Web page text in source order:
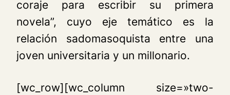
coraje para escribir su primera
novela”, cuyo eje temático es la
relación sadomasoquista entre una
joven universitaria y un millonario.
[wc_row][wc_column size=»two-